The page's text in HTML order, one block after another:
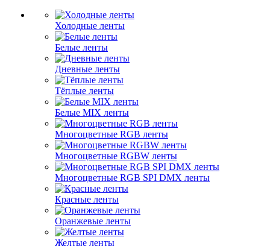
Холодные ленты
Белые ленты
Дневные ленты
Тёплые ленты
Белые MIX ленты
Многоцветные RGB ленты
Многоцветные RGBW ленты
Многоцветные RGB SPI DMX ленты
Красные ленты
Оранжевые ленты
Желтые ленты